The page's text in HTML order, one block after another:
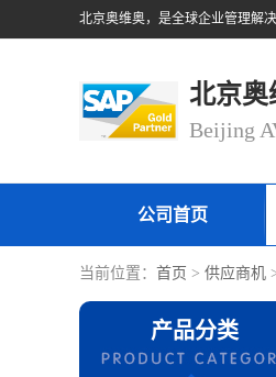
北京奥
Beijing
公司首页
当前位置： 首页 > 供应商机
产品分类